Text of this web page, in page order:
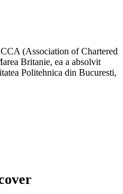
(Association of Chartered
Britanie, ea a absolvit
Politehnica din Bucuresti,